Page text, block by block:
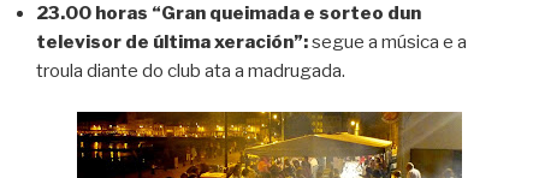
23.00 horas “Gran queimada e sorteo dun
televisor de última xeración”:segue a música e a
troula diante do club ata a madrugada.